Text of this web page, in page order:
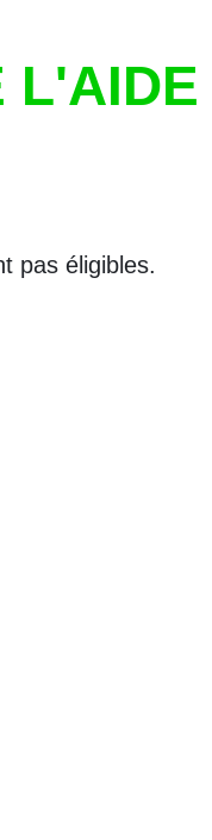
L'AIDE
pas éligibles.